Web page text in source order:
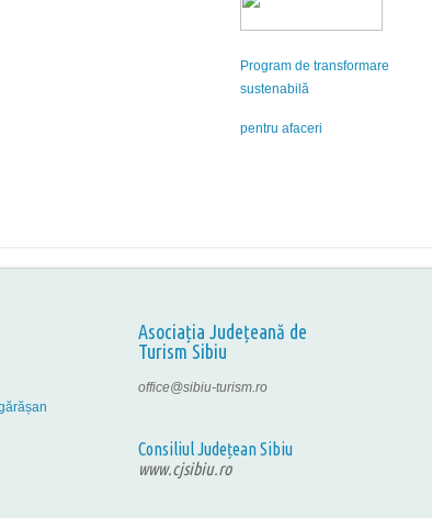
Program de transformare
sustenabilă
pentru afaceri
Asociația Județeană de
Turism Sibiu
office@sibiu-turism.ro
Consiliul Județean Sibiu
www.cjsibiu.ro